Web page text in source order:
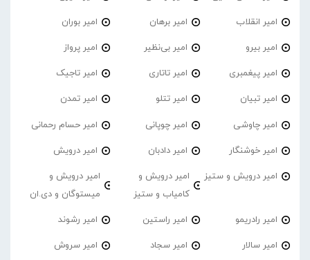
امیر انقلاب امیر برهان امیر‌ بوران
امیر بیرو امیر بی‌نظیر امیر پرواز
امیر پیغمبری امیر تاتاری امیر تاجیک
امیر تبیان امیر تتلو امیر تمدن
امیر چاوشی امیر چوپانی امیر حسام رحمانی
امیر خوشنگار امیر دادبان امیر درویش
امیر درویش و ستیز
امیر درویش و
کامیاب و ستیز
امیر درویش و
میستوگان و دی.ان
امیر رادریمو امیر راستین امیر رشوند
امیر سالار امیر سجاد امیر سروش